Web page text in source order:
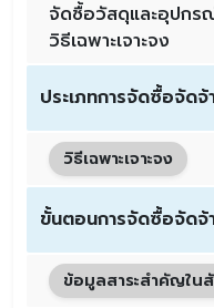
จัดซื้อวัสดุและอุปกร
วิธีเฉพาะเจาะจง
ประเภทการจัดซื้อจัดจ้
วิธีเฉพาะเจาะจง
ขั้นตอนการจัดซื้อจัดจ้
ข้อมูลสาระสำคัญใ